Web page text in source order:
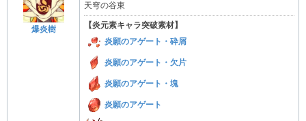
爆炎樹
天穹の谷東
【炎元素キャラ突破素材】
炎願のアゲート・砕屑
炎願のアゲート・欠片
炎願のアゲート・塊
炎願のアゲート